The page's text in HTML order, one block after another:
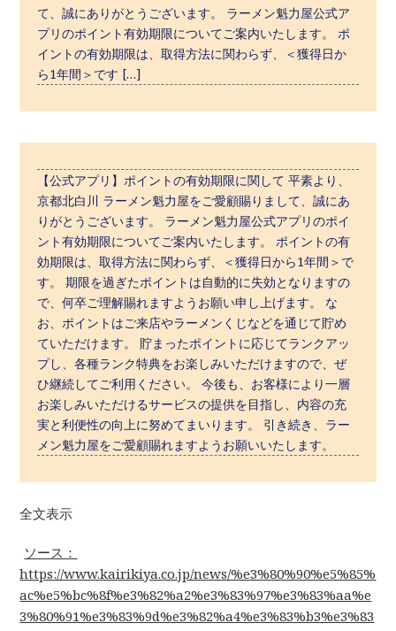
て、誠にありがとうございます。 ラーメン魁力屋公式ア
プリのポイント有効期限についてご案内いたします。 ポ
イントの有効期限は、取得方法に関わらず、＜獲得日か
ら1年間＞です […]
【公式アプリ】ポイントの有効期限に関して 平素より、
京都北白川 ラーメン魁力屋をご愛顧賜りまして、誠にあ
りがとうございます。 ラーメン魁力屋公式アプリのポイ
ント有効期限についてご案内いたします。 ポイントの有
効期限は、取得方法に関わらず、＜獲得日から1年間＞で
す。 期限を過ぎたポイントは自動的に失効となりますの
で、何卒ご理解賜れますようお願い申し上げます。 な
お、ポイントはご来店やラーメンくじなどを通じて貯め
ていただけます。 貯まったポイントに応じてランクアッ
プし、各種ランク特典をお楽しみいただけますので、ぜ
ひ継続してご利用ください。 今後も、お客様により一層
お楽しみいただけるサービスの提供を目指し、内容の充
実と利便性の向上に努めてまいります。 引き続き、ラー
メン魁力屋をご愛顧賜れますようお願いいたします。
全文表示
ソース：
https://www.kairikiya.co.jp/news/%e3%80%90%e5%85%
ac%e5%bc%8f%e3%82%a2%e3%83%97%e3%83%aa%e
3%80%91%e3%83%9d%e3%82%a4%e3%83%b3%e3%83